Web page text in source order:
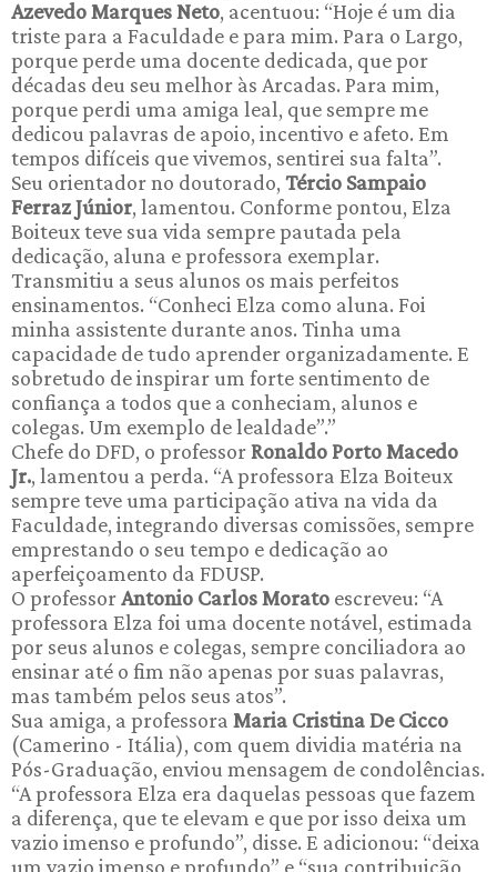
Azevedo Marques Neto, acentuou: “Hoje é um dia
triste para a Faculdade e para mim. Para o Largo,
porque perde uma docente dedicada, que por
décadas deu seu melhor às Arcadas. Para mim,
porque perdi uma amiga leal, que sempre me
dedicou palavras de apoio, incentivo e afeto. Em
tempos difíceis que vivemos, sentirei sua falta”.
Seu orientador no doutorado, Tércio Sampaio
Ferraz Júnior, lamentou. Conforme pontou, Elza
Boiteux teve sua vida sempre pautada pela
dedicação, aluna e professora exemplar.
Transmitiu a seus alunos os mais perfeitos
ensinamentos. “Conheci Elza como aluna. Foi
minha assistente durante anos. Tinha uma
capacidade de tudo aprender organizadamente. E
sobretudo de inspirar um forte sentimento de
confiança a todos que a conheciam, alunos e
colegas. Um exemplo de lealdade”.”
Chefe do DFD, o professorRonaldo Porto Macedo
Jr., lamentou a perda. “A professora Elza Boiteux
sempre teve uma participação ativa na vida da
Faculdade, integrando diversas comissões, sempre
emprestando o seu tempo e dedicação ao
aperfeiçoamento da FDUSP.
O professorAntonio Carlos Morato escreveu: “A
professora Elza foi uma docente notável, estimada
por seus alunos e colegas, sempre conciliadora ao
ensinar até o fim não apenas por suas palavras,
mas também pelos seus atos”.
Sua amiga, a professora Maria Cristina De Cicco
(Camerino - Itália), com quem dividia matéria na
Pós-Graduação, enviou mensagem de condolências.
“A professora Elza era daquelas pessoas que fazem
a diferença, que te elevam e que por isso deixa um
vazio imenso e profundo”, disse. E adicionou: “deixa
um vazio imenso e profundo” e “sua contribuição